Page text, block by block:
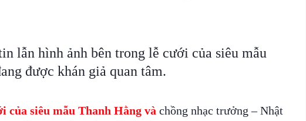
lẫn hình ảnh bên trong lễ cưới của siêu mẫu
được khán giả quan tâm.
của siêu mẫu Thanh Hằng và chồng nhạc trưởng – Nhật